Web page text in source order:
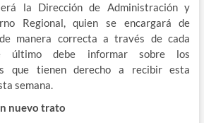
la Dirección de Administración y
Regional, quien se encargará de
manera correcta a través de cada
último debe informar sobre los
que tienen derecho a recibir esta
semana.
nuevo trato